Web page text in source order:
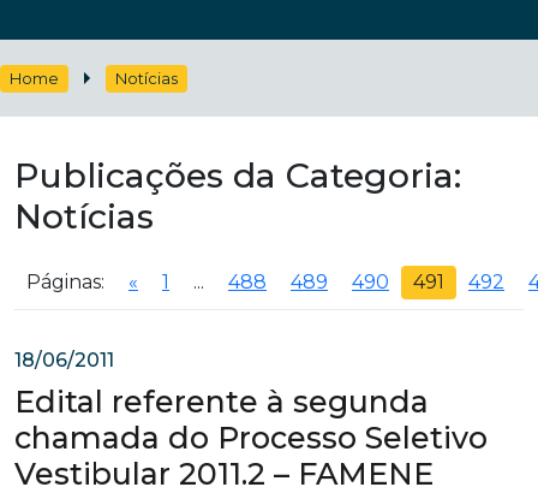
Home Notícias
Publicações da Categoria:
Notícias
Páginas: « 1 ... 488 489 490 491 492
18/06/2011
Edital referente à segunda
chamada do Processo Seletivo
Vestibular 2011.2 – FAMENE